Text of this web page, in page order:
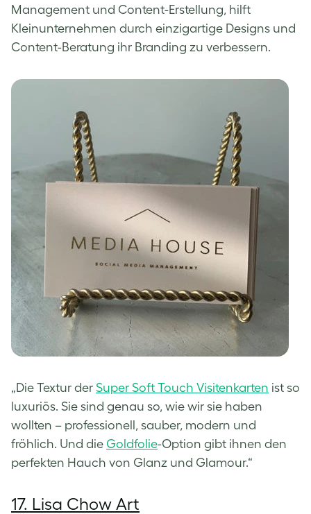
Management und Content-Erstellung, hilft
Kleinunternehmen durch einzigartige Designs und
Content-Beratung ihr Branding zu verbessern.
„Die Textur der Super Soft Touch Visitenkarten ist so
luxuriös. Sie sind genau so, wie wir sie haben
wollten – professionell, sauber, modern und
fröhlich. Und die Goldfolie-Option gibt ihnen den
perfekten Hauch von Glanz und Glamour.“
17. Lisa Chow Art